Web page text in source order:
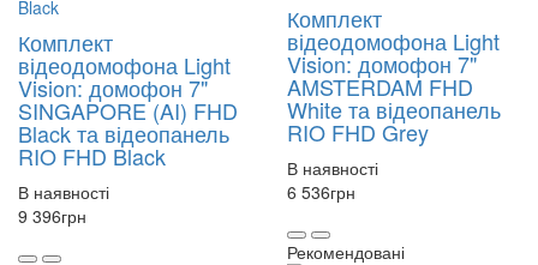
Комплект
відеодомофона Light
Vision: домофон 7"
SINGAPORE (AI) FHD
Black та відеопанель
RIO FHD Black
В наявності
9 396грн
Комплект
відеодомофона Light
Vision: домофон 7"
AMSTERDAM FHD
White та відеопанель
RIO FHD Grey
В наявності
6 536грн
Рекомендовані